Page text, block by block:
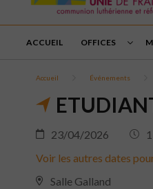
ACCUEIL OFFICES
Accueil Événements
23/04/2026
Voir les autres dates
Salle Galland